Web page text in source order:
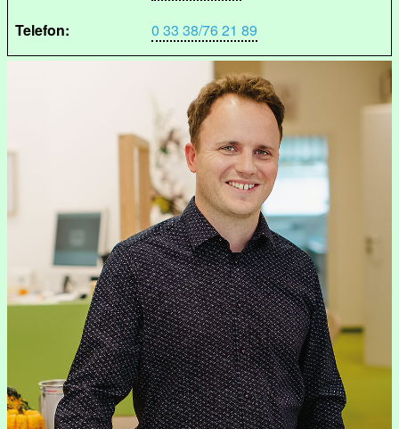
Telefon:
0 33 38/76 21 89